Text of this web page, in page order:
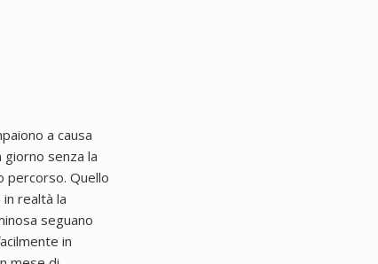
a causa
giorno senza la
percorso. Quello
realtà la
seguano
in